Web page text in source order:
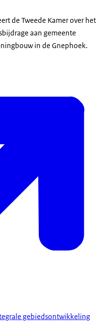
de Tweede Kamer over het
aan gemeente
in de Gnephoek.
gebiedsontwikkeling